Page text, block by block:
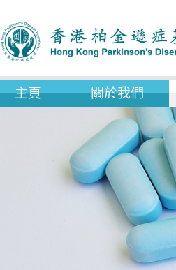
主頁 關於我們